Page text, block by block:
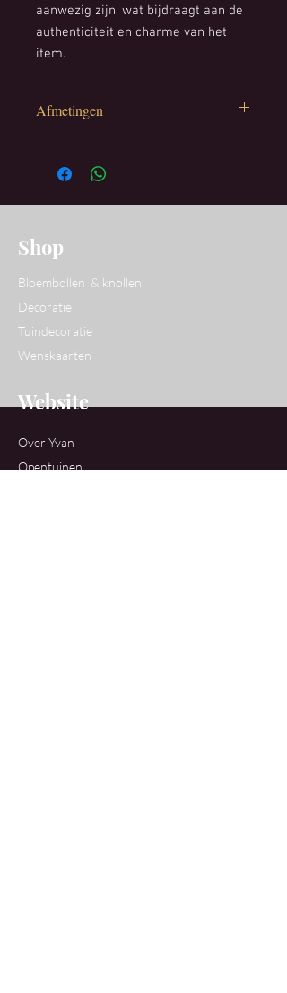
aanwezig zijn, wat bijdraagt aan de
authenticiteit en charme van het
item.
Afmetingen
Diameter: 17 cm
Shop
Bloembollen & knollen
Decoratie
Tuindecoratie
Wenskaarten
Over Yvan
Opentuinen
Website